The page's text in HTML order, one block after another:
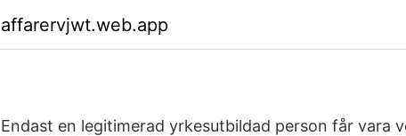
affarervjwt.web.app
Endast en legitimerad yrkesutbildad person får vara